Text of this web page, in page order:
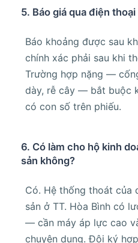
5. Báo giá qua điện
Báo khoảng được sau
chính xác phải sau khi
Trường hợp nặng —
dày, rễ cây — bắt buộc
có con số trên phiếu.
6. Có làm cho hộ kinh
sản không?
Có. Hệ thống thoát của
sản ở TT. Hòa Bình có
— cần máy áp lực cao
chuyên dụng. Đội ký